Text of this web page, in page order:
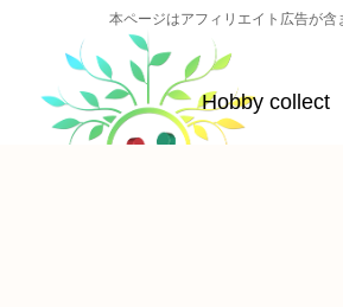
本ページはアフィリエイト広告が含
Hobby collect